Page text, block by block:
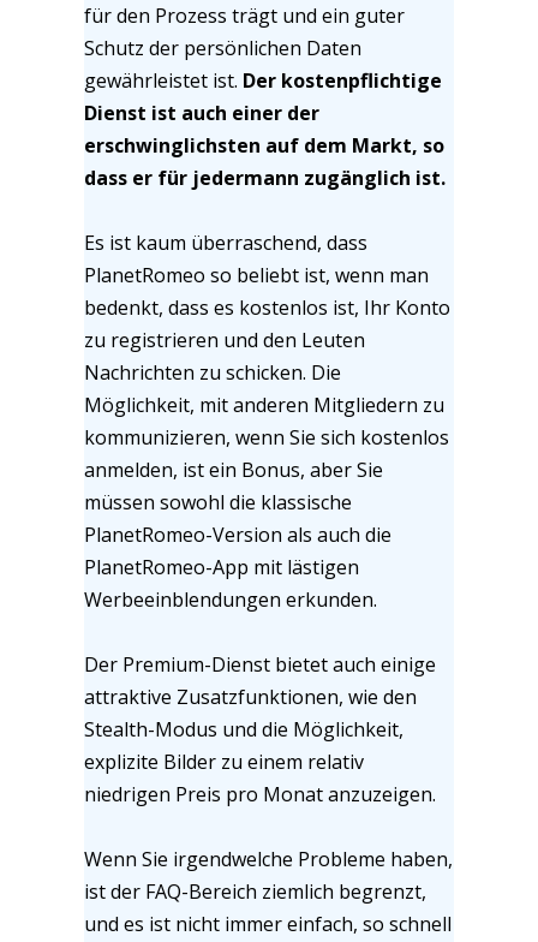
für den Prozess trägt und ein guter
Schutz der persönlichen Daten
gewährleistet ist. Der kostenpflichtige
Dienst ist auch einer der
erschwinglichsten auf dem Markt, so
dass er für jedermann zugänglich ist.
Es ist kaum überraschend, dass
PlanetRomeo so beliebt ist, wenn man
bedenkt, dass es kostenlos ist, Ihr Konto
zu registrieren und den Leuten
Nachrichten zu schicken. Die
Möglichkeit, mit anderen Mitgliedern zu
kommunizieren, wenn Sie sich kostenlos
anmelden, ist ein Bonus, aber Sie
müssen sowohl die klassische
PlanetRomeo-Version als auch die
PlanetRomeo-App mit lästigen
Werbeeinblendungen erkunden.
Der Premium-Dienst bietet auch einige
attraktive Zusatzfunktionen, wie den
Stealth-Modus und die Möglichkeit,
explizite Bilder zu einem relativ
niedrigen Preis pro Monat anzuzeigen.
Wenn Sie irgendwelche Probleme haben,
ist der FAQ-Bereich ziemlich begrenzt,
und es ist nicht immer einfach, so schnell